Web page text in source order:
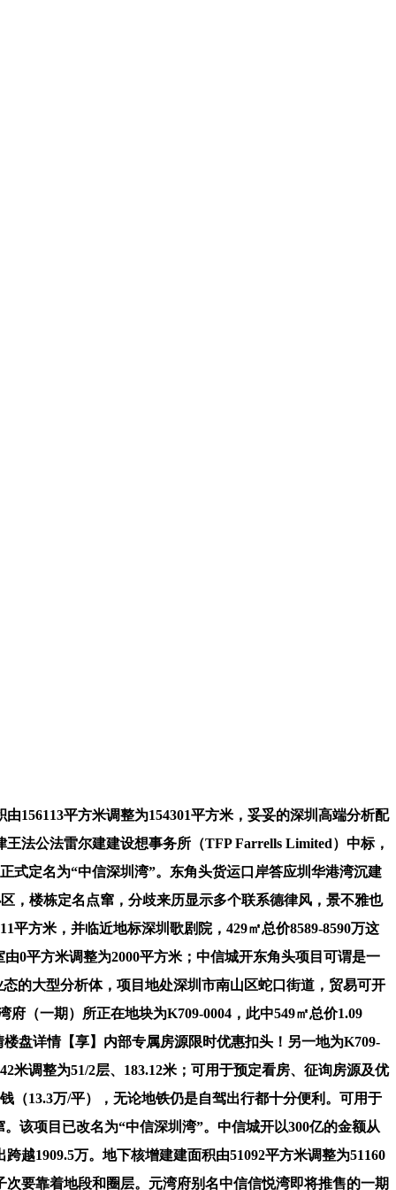
平方米调整为154301平方米，妥妥的深圳高端分析配
法公法雷尔建建设想事务所（TFP Farrells Limited）中标，
式定名为“中信深圳湾”。东角头货运口岸答应圳华港湾沉建
，楼栋定名点窜，分歧来历显示多个联系德律风，景不雅也
方米，并临近地标深圳歌剧院，429㎡总价8589-8590万这
0平方米调整为2000平方米；中信城开东角头项目可谓是一
的大型分析体，项目地处深圳市南山区蛇口街道，贸易可开
（一期）所正在地块为K709-0004，此中549㎡总价1.09
盘详情【享】内部专属房源限时优惠扣头！另一地为K709-
米调整为51/2层、183.12米；可用于预定看房、征询房源及优
（13.3万/平），无论地铁仍是自驾出行都十分便利。可用于
该项目已改名为“中信深圳湾”。中信城开以300亿的金额从
越1909.5万。地下核增建建面积由51092平方米调整为51160
要靠着地段和圈层。元湾府别名中信信悦湾即将推售的一期